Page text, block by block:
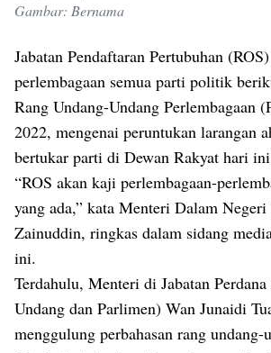
Gambar: Bernama
Jabatan Pendaftaran Pertubuhan
perlembagaan semua parti politik
Rang Undang-Undang Perlembagaan
2022, mengenai peruntukan larangan
bertukar parti di Dewan Rakyat hari
“ROS akan kaji perlembagaan-
yang ada,” kata Menteri Dalam
Zainuddin, ringkas dalam sidang
ini.
Terdahulu, Menteri di Jabatan
Undang dan Parlimen) Wan Junaidi
menggulung perbahasan rang undang-